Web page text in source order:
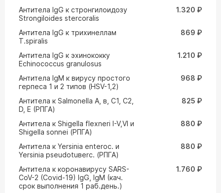
Антитела IgG к стронгилоидозу
Strongiloides stercoralis
1.320 ₽
Антитела IgG к трихинеллам
T.spiralis
869 ₽
Антитела IgG к эхинококку
Echinococcus granulosus
1.210 ₽
Антитела IgM к вирусу простого
герпеса 1 и 2 типов (HSV-1,2)
968 ₽
Антитела к Salmonella A, в, C1, C2,
D, E (РПГА)
825 ₽
Антитела к Shigella flexneri I-V,VI и
Shigella sonnei (РПГА)
880 ₽
Антитела к Yersinia enteroc. и
Yersinia pseudotuвerc. (РПГА)
880 ₽
Антитела к коронавирусу SARS-
CoV-2 (Covid-19) IgG, IgM (кач.
срок выполнения 1 раб.день.)
1.760 ₽